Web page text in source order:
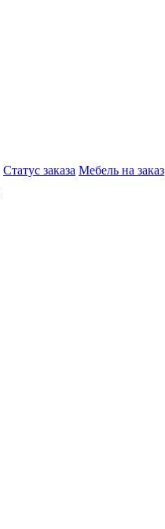
Статус заказа Мебель на заказ